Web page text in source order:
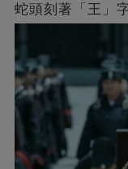
蛇頭刻著「王」